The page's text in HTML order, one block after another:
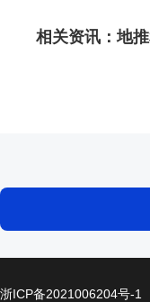
相关资讯：地
浙ICP备2021006204号-1